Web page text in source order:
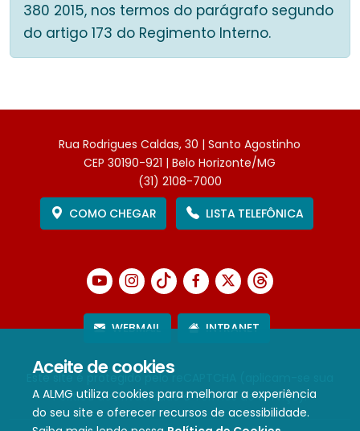
Aceite de cookies
A ALMG utiliza cookies para melhorar a experiência
do seu site e oferecer recursos de acessibilidade.
380 2015, nos termos do parágrafo segundo
do artigo 173 do Regimento Interno.
Rua Rodrigues Caldas, 30 | Santo Agostinho
CEP 30190-921 | Belo Horizonte/MG
(31) 2108-7000
COMO CHEGAR
LISTA TELEFÔNICA
WEBMAIL INTRANET
Este site é protegido pelo reCAPTCHA (aplicam-se sua
Política de PrivacidadeeTermos de Serviço).